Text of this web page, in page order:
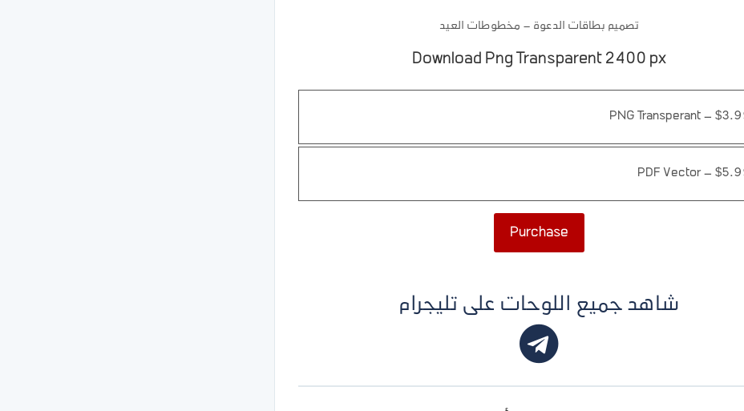
تصميم بطاقات الدعوة – مخطوطات العيد
Download Png Transparent 2400 px
PNG Transperant –
PDF Vector–
Purchase
شاهد جميع اللوحات على تليجرام